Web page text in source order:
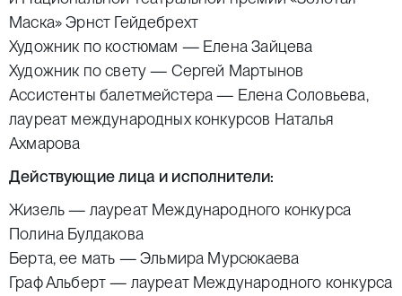
Маска» Эрнст Гейдебрехт
Художник по костюмам — Елена Зайцева
Художник по свету — Сергей Мартынов
Ассистенты балетмейстера — Елена Соловьева,
лауреат международных конкурсов Наталья
Ахмарова
Действующие лица и исполнители:
Жизель — лауреат Международного конкурса
Полина Булдакова
Берта, ее мать — Эльмира Мурсюкаева
Граф Альберт — лауреат Международного конкурса